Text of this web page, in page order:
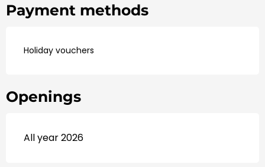
Payment methods
Holiday vouchers
Openings
All year 2026